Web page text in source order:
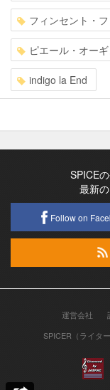
フィンセント・
ピエール・オー
indigo la End
SPICE
最新
Follow on
運営会社
SPICER（ライタ